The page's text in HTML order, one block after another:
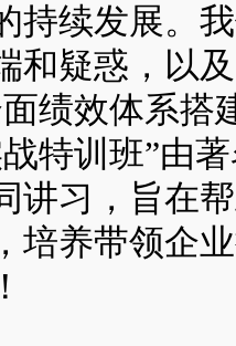
持续发展。
和疑惑，以
绩效体系搭
特训班”由
讲习，旨在
培养带领企